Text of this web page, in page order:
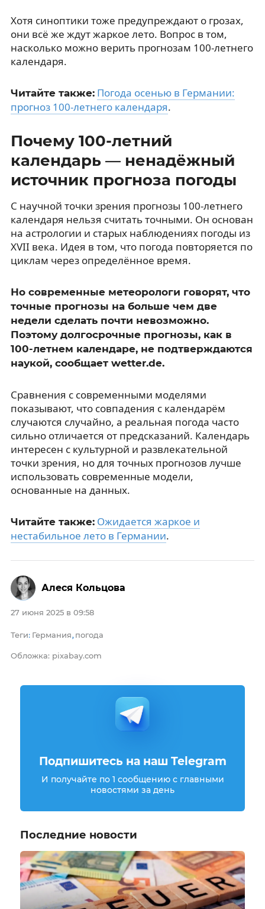
Хотя синоптики тоже предупреждают о грозах,
они всё же ждут жаркое лето. Вопрос в том,
насколько можно верить прогнозам 100-летнего
календаря.
Читайте также: Погода осенью в Германии:
прогноз 100-летнего календаря.
Почему 100-летний
календарь — ненадёжный
источник прогноза погоды
С научной точки зрения прогнозы 100-летнего
календаря нельзя считать точными. Он основан
на астрологии и старых наблюдениях погоды из
XVII века. Идея в том, что погода повторяется по
циклам через определённое время.
Но современные метеорологи говорят, что
точные прогнозы на больше чем две
недели сделать почти невозможно.
Поэтому долгосрочные прогнозы, как в
100-летнем календаре, не подтверждаются
наукой, сообщает wetter.de.
Сравнения с современными моделями
показывают, что совпадения с календарём
случаются случайно, а реальная погода часто
сильно отличается от предсказаний. Календарь
интересен с культурной и развлекательной
точки зрения, но для точных прогнозов лучше
использовать современные модели,
основанные на данных.
Читайте также: Ожидается жаркое и
нестабильное лето в Германии.
27 июня 2025 в 09:58
Теги: Германия, погода
Обложка: pixabay.com
Алеся Кольцова
Подпишитесь на наш Telegram
И получайте по 1 сообщению с главными
новостями за день
Последние новости